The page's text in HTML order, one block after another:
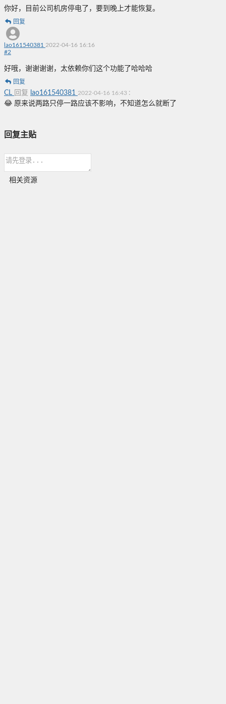
你好，目前公司机房停电了，要到晚上才能恢复。
回复
lao161540381 2022-04-16 16:16
#2
好哦，谢谢谢谢，太依赖你们这个功能了哈哈哈
回复
CL 回复 lao161540381 2022-04-16 16:43 :
😂 原来说两路只停一路应该不影响，不知道怎么就断了
回复主贴
相关资源